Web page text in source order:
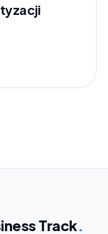
Track.